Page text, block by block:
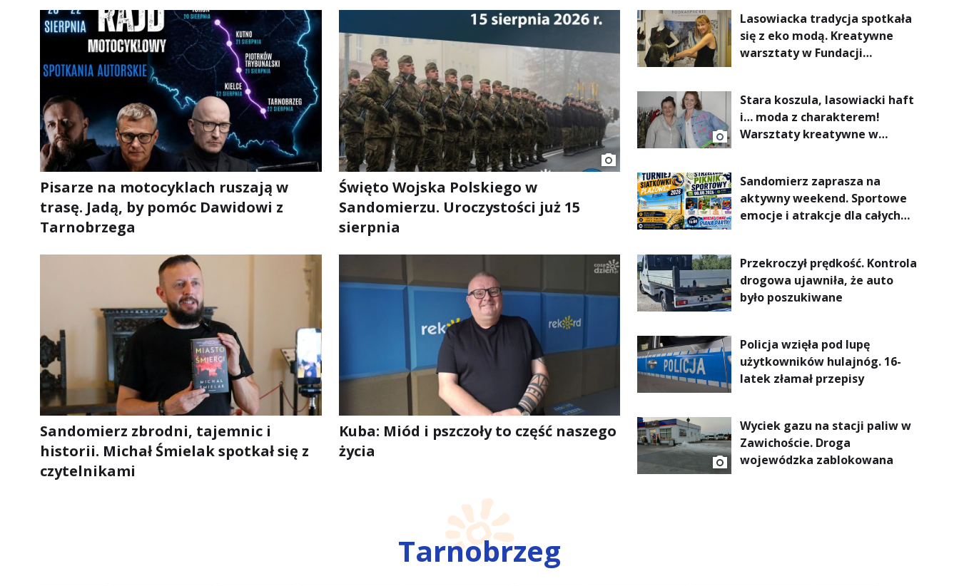
Pisarze na motocyklach ruszają w
trasę. Jadą, by pomóc Dawidowi z
Tarnobrzega
Święto Wojska Polskiego w
Sandomierzu. Uroczystości już 15
sierpnia
Sandomierz zbrodni, tajemnic i
historii. Michał Śmielak spotkał się z
czytelnikami
Kuba: Miód i pszczoły to część naszego
życia
Lasowiacka tradycja spotkała
się z eko modą. Kreatywne
warsztaty w Fundacji
Stara koszula, lasowiacki haft
i… moda z charakterem!
Warsztaty kreatywne w
Sandomierz zaprasza na
aktywny weekend. Sportowe
emocje i atrakcje dla całych
Przekroczył prędkość. Kontrola
drogowa ujawniła, że auto
było poszukiwane
Policja wzięła pod lupę
użytkowników hulajnóg. 16-
latek złamał przepisy
Wyciek gazu na stacji paliw w
Zawichoście. Droga
wojewódzka zablokowana
Tarnobrzeg